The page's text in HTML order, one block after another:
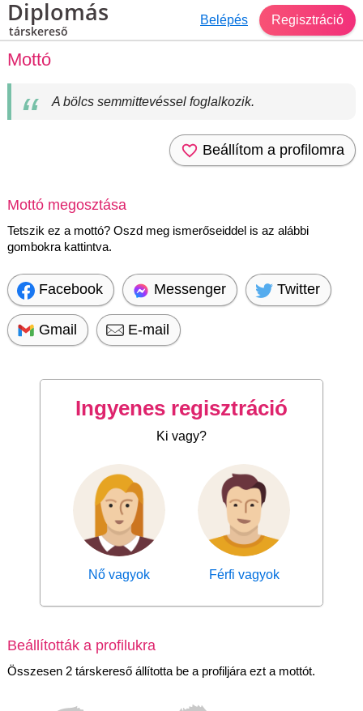
Diplomás
társkereső
Belépés Regisztráció
Mottó
A bölcs semmittevéssel foglalkozik.
Beállítom a profilomra
Mottó megosztása
Tetszik ez a mottó? Oszd meg ismerőseiddel is az alábbi
gombokra kattintva.
Facebook Messenger Twitter
Gmail E-mail
Ingyenes regisztráció
Ki vagy?
Nő vagyok Férfi vagyok
Beállították a profilukra
Összesen 2 társkereső állította be a profiljára ezt a mottót.